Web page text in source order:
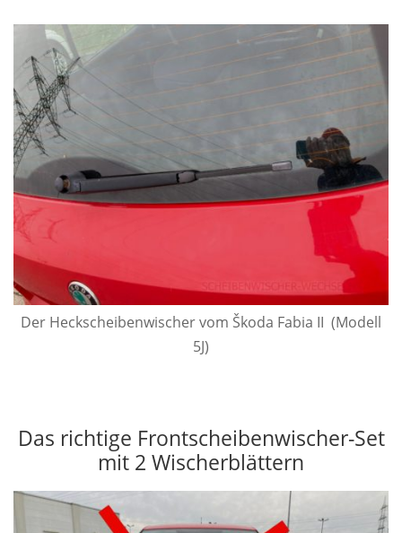
Der Heck­scheiben­wischer vom Škoda Fabia II (Modell
5J)
Das richtige Frontscheibenwischer-Set
mit 2 Wischerblättern